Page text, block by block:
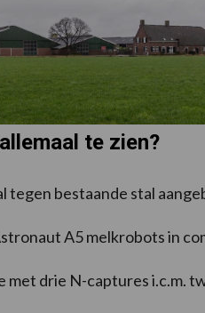
te zien?
tegen bestaande stal
A5 melkrobots in
met drie N-captures i.c.m.